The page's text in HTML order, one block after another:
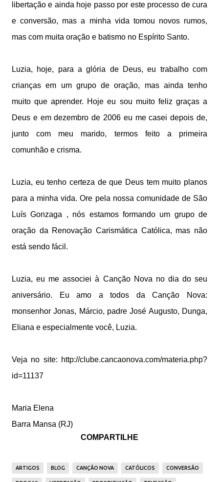
libertação e ainda hoje passo por este processo de cura
e conversão, mas a minha vida tomou novos rumos,
mas com muita oração e batismo no Espírito Santo.
Luzia, hoje, para a glória de Deus, eu trabalho com
crianças em um grupo de oração, mas ainda tenho
muito que aprender. Hoje eu sou muito feliz graças a
Deus e em dezembro de 2006 eu me casei depois de,
junto com meu marido, termos feito a primeira
comunhão e crisma.
Luzia, eu tenho certeza de que Deus tem muito planos
para a minha vida. Ore pela nossa comunidade de São
Luís Gonzaga , nós estamos formando um grupo de
oração da Renovação Carismática Católica, mas não
está sendo fácil.
Luzia, eu me associei à Canção Nova no dia do seu
aniversário. Eu amo a todos da Canção Nova:
monsenhor Jonas, Márcio, padre José Augusto, Dunga,
Eliana e especialmente você, Luzia.
Veja no site: http://clube.cancaonova.com/materia.php?
id=11137
Maria Elena
Barra Mansa (RJ)
COMPARTILHE
ARTIGOS BLOG CANÇÃO NOVA CATÓLICOS CONVERSÃO